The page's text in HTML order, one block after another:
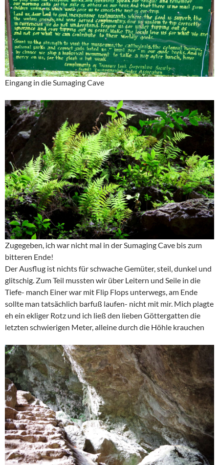
Eingang in die Sumaging Cave
Zugegeben, ich war nicht mal in der Sumaging Cave bis zum
bitteren Ende!
Der Ausflug ist nichts für schwache Gemüter, steil, dunkel und
glitschig. Zum Teil mussten wir über Leitern und Seile in die
Tiefe- manch Einer war mit Flip Flops unterwegs, am Ende
sollte man tatsächlich barfuß laufen- nicht mit mir. Mich plagte
eh ein ekliger Rotz und ich ließ den lieben Göttergatten die
letzten schwierigen Meter, alleine durch die Höhle krauchen